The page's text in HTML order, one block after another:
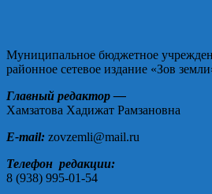
Муниципальное бюджетное
районное сетевое издание «Зов
Главный редактор —
Хамзатова Хадижат Рамзановна
E-mail: zovzemli@mail.ru
Телефон редакции:
8 (938) 995-01-54